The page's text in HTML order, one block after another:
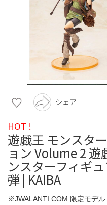
シェア
HOT !
遊戯王 モンスタ
ョン Volume 2
ンスターフィギ
弾 | KAIBA
※JWALANTI.COM 限定モデル